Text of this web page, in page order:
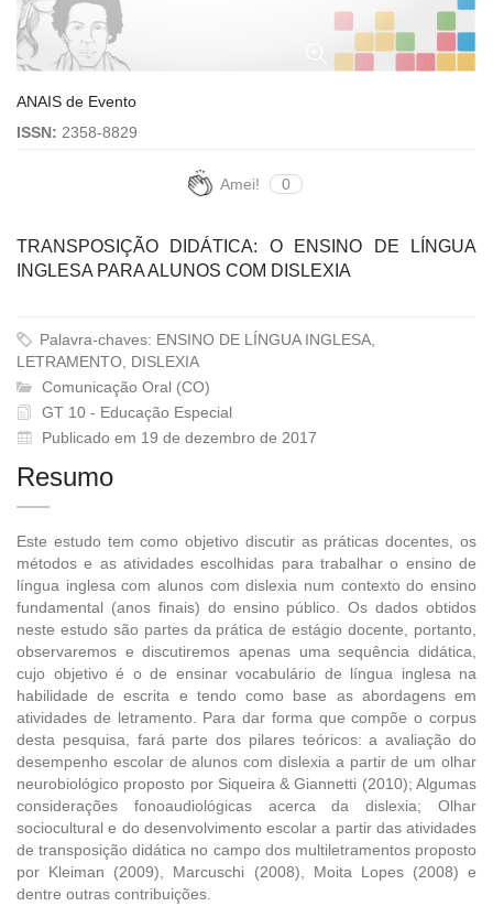
ANAIS de Evento
ISSN: 2358-8829
Amei! 0
TRANSPOSIÇÃO DIDÁTICA: O ENSINO DE LÍNGUA
INGLESA PARA ALUNOS COM DISLEXIA
Palavra-chaves: ENSINO DE LÍNGUA INGLESA,
LETRAMENTO, DISLEXIA
Comunicação Oral (CO)
GT 10 - Educação Especial
Publicado em 19 de dezembro de 2017
Resumo
Este estudo tem como objetivo discutir as práticas docentes, os
métodos e as atividades escolhidas para trabalhar o ensino de
língua inglesa com alunos com dislexia num contexto do ensino
fundamental (anos finais) do ensino público. Os dados obtidos
neste estudo são partes da prática de estágio docente, portanto,
observaremos e discutiremos apenas uma sequência didática,
cujo objetivo é o de ensinar vocabulário de língua inglesa na
habilidade de escrita e tendo como base as abordagens em
atividades de letramento. Para dar forma que compõe o corpus
desta pesquisa, fará parte dos pilares teóricos: a avaliação do
desempenho escolar de alunos com dislexia a partir de um olhar
neurobiológico proposto por Siqueira & Giannetti (2010); Algumas
considerações fonoaudiológicas acerca da dislexia; Olhar
sociocultural e do desenvolvimento escolar a partir das atividades
de transposição didática no campo dos multiletramentos proposto
por Kleiman (2009), Marcuschi (2008), Moita Lopes (2008) e
dentre outras contribuições.